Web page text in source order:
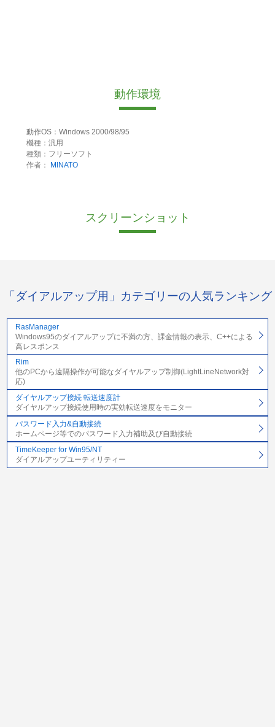
動作環境
動作OS：Windows 2000/98/95
機種：汎用
種類：フリーソフト
作者：
MINATO
スクリーンショット
「ダイアルアップ用」カテゴリーの人気ランキング
RasManager
Windows95のダイアルアップに不満の方、課金情報の表示、C++による
高レスポンス
Rim
他のPCから遠隔操作が可能なダイヤルアップ制御(LightLineNetwork対
応)
ダイヤルアップ接続 転送速度計
ダイヤルアップ接続使用時の実効転送速度をモニター
パスワード入力&自動接続
ホームページ等でのパスワード入力補助及び自動接続
TimeKeeper for Win95/NT
ダイアルアップユーティリティー